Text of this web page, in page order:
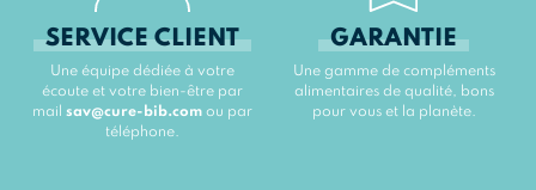
SERVICE CLIENT
Une équipe dédiée à votre
écoute et votre bien-être par
mail sav@cure-bib.com ou par
téléphone.
GARANTIE
Une gamme de compléments
alimentaires de qualité, bons
pour vous et la planète.